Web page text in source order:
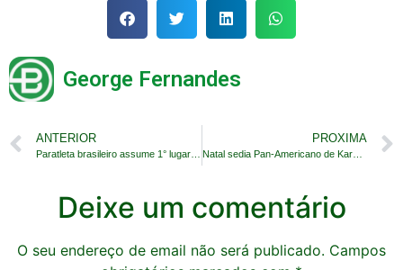
George Fernandes
ANTERIOR PROXIMA
Natal sedia Pan-Americano de Karatê-Dô Tradicional
Deixe um comentário
O seu endereço de email não será publicado. Campos